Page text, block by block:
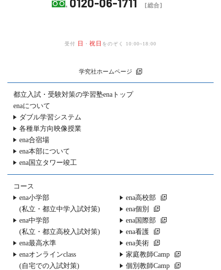
[総合]
受付 日 ・ 祝日 をのぞく 10:00~18:00
学究社ホームページ
都立入試・受験対策の学習塾enaトップ
enaについて
ダブル学習システム
各種単方向映像授業
ena合宿場
ena本部について
ena国立タワー竣工
コース
ena小学部
(私立・都立中学入試対策)
ena中学部
(私立・都立高校入試対策)
ena最高水準
enaオンラインclass
(自宅での入試対策)
ena高校部
ena個別
ena国際部
ena看護
ena美術
家庭教師Camp
個別教師Camp